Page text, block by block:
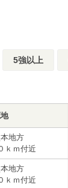
5強以上
地方
ｋｍ付近
地方
ｋｍ付近